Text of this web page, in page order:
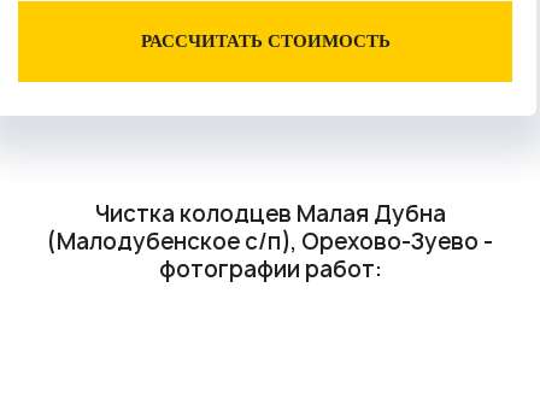
РАССЧИТАТЬ СТОИМОСТЬ
Чистка колодцев Малая Дубна
(Малодубенское с/п), Орехово-Зуево -
фотографии работ: